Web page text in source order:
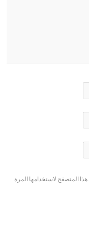
المتصفح لاستخدامها المرة